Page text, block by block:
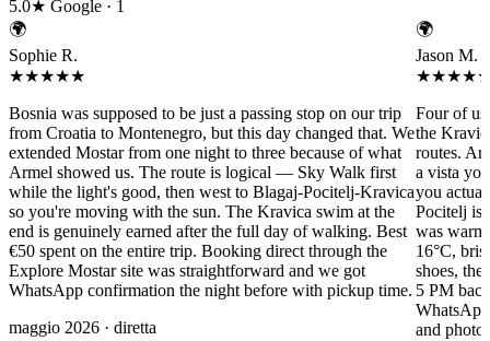
5.0★ Google · 1
🌍
Sophie R.
★★★★★
Bosnia was supposed to be just a passing stop on our trip
from Croatia to Montenegro, but this day changed that. We
extended Mostar from one night to three because of what
Armel showed us. The route is logical — Sky Walk first
while the light's good, then west to Blagaj-Pocitelj-Kravica
so you're moving with the sun. The Kravica swim at the
end is genuinely earned after the full day of walking. Best
€50 spent on the entire trip. Booking direct through the
Explore Mostar site was straightforward and we got
WhatsApp confirmation the night before with pickup time.
maggio 2026 · diretta
🌍
Jason M.
Four of
the
routes.
a vista
you
Pocitelj is
was
16°C,
shoes,
5 PM
and photo